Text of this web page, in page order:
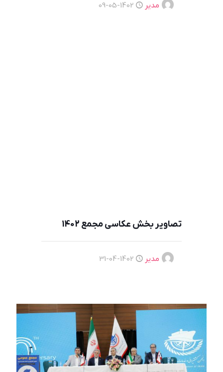
مدیر 1402-05-09
تصاویر بخش عکاسی مجمع 1402
مدیر 1402-04-31